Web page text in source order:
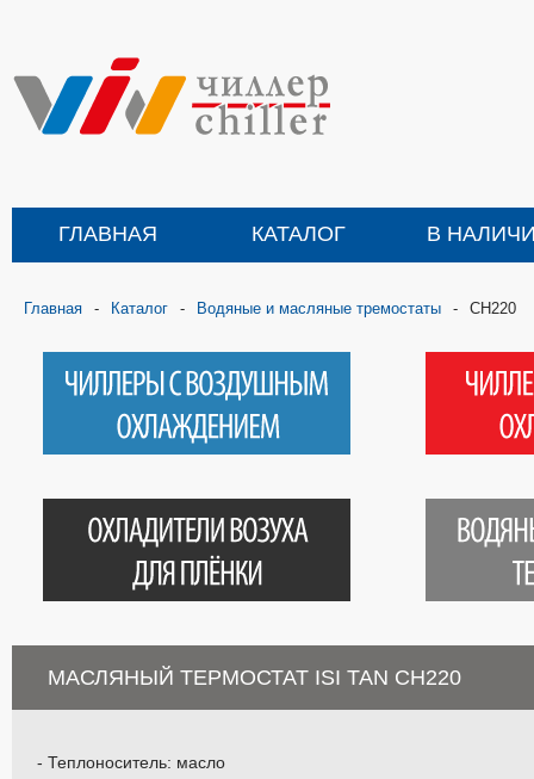
ГЛАВНАЯ КАТАЛОГ В
Главная - Каталог - Водяные и масляные тремостаты - CH220
МАСЛЯНЫЙ ТЕРМОСТАТ ISI TAN CH220
- Теплоноситель: масло